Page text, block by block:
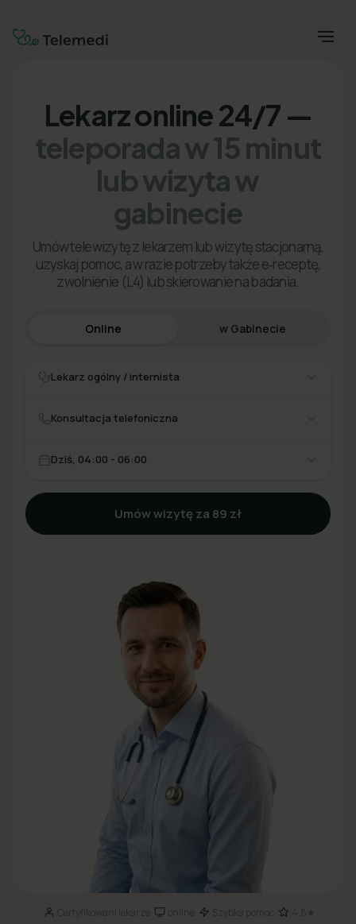
Lekarz online 24/7 —
teleporada w 15 minut
lub wizyta w
gabinecie
Umów telewizytę z lekarzem lub wizytę stacjonarną,
uzyskaj pomoc, a w razie potrzeby także e‑receptę,
zwolnienie (L4) lub skierowanie na badania.
Online w Gabinecie
Lekarz ogólny / internista
Konsultacja telefoniczna
Dziś, 04:00 - 06:00
Umów wizytę za 89 zł
Certyfikowani lekarze· online· Szybka pomoc 4.8★